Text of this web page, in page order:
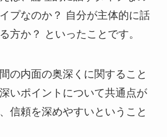
プなのか？ 自分が主体的に話
方か？ といったことです。
の内面の奥深くに関すること
いポイントについて共通点が
信頼を深めやすいということ